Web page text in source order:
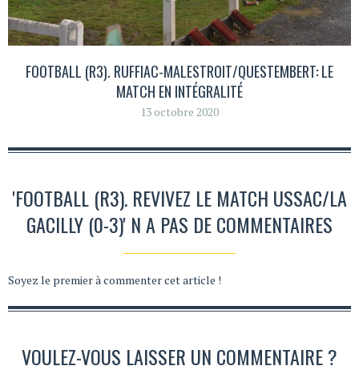
FOOTBALL (R3). RUFFIAC-MALESTROIT/QUESTEMBERT: LE
MATCH EN INTÉGRALITÉ
13 octobre 2020
'FOOTBALL (R3). REVIVEZ LE MATCH USSAC/LA
GACILLY (0-3)' N A PAS DE COMMENTAIRES
Soyez le premier à commenter cet article !
VOULEZ-VOUS LAISSER UN COMMENTAIRE ?